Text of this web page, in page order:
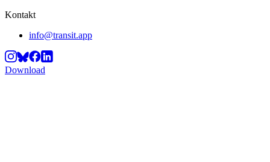
Kontakt
info@transit.app
Download